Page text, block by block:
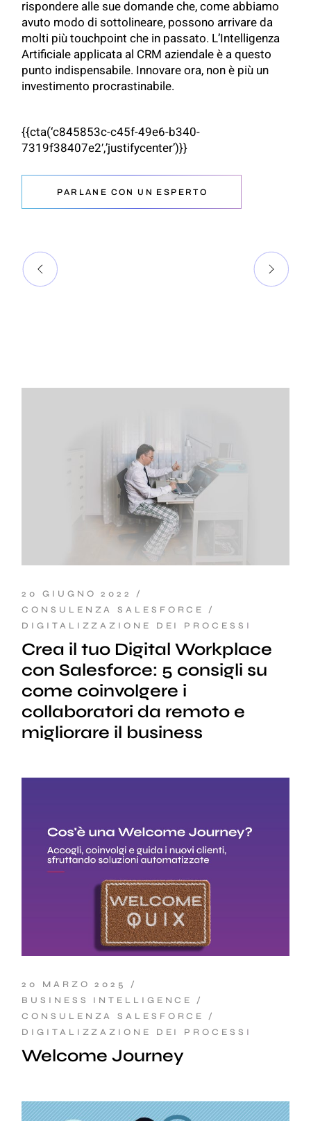
rispondere alle sue domande che, come abbiamo
avuto modo di sottolineare, possono arrivare da
molti più touchpoint che in passato. L’Intelligenza
Artificiale applicata al CRM aziendale è a questo
punto indispensabile. Innovare ora, non è più un
investimento procrastinabile.
{{cta(‘c845853c-c45f-49e6-b340-
7319f38407e2′,’justifycenter’)}}
PARLANE CON UN ESPERTO
20 GIUGNO 2022
CONSULENZA SALESFORCE
DIGITALIZZAZIONE DEI PROCESSI
Crea il tuo Digital Workplace
con Salesforce: 5 consigli su
come coinvolgere i
collaboratori da remoto e
migliorare il business
20 MARZO 2025
BUSINESS INTELLIGENCE
CONSULENZA SALESFORCE
DIGITALIZZAZIONE DEI PROCESSI
Welcome Journey